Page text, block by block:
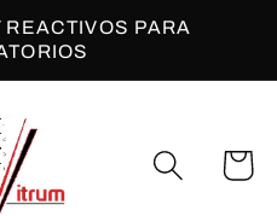
REACTIVOS PARA
Carrito